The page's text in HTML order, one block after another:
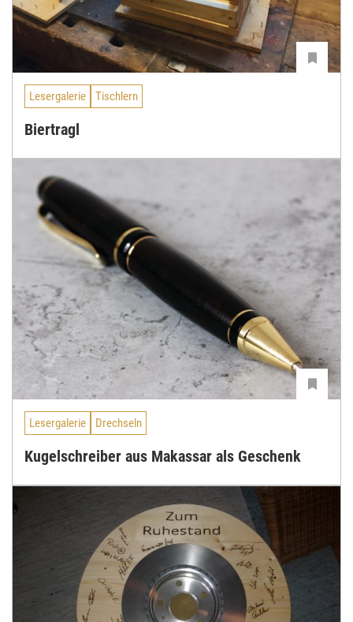
Lesergalerie Tischlern
Biertragl
Lesergalerie Drechseln
Kugelschreiber aus Makassar als Geschenk